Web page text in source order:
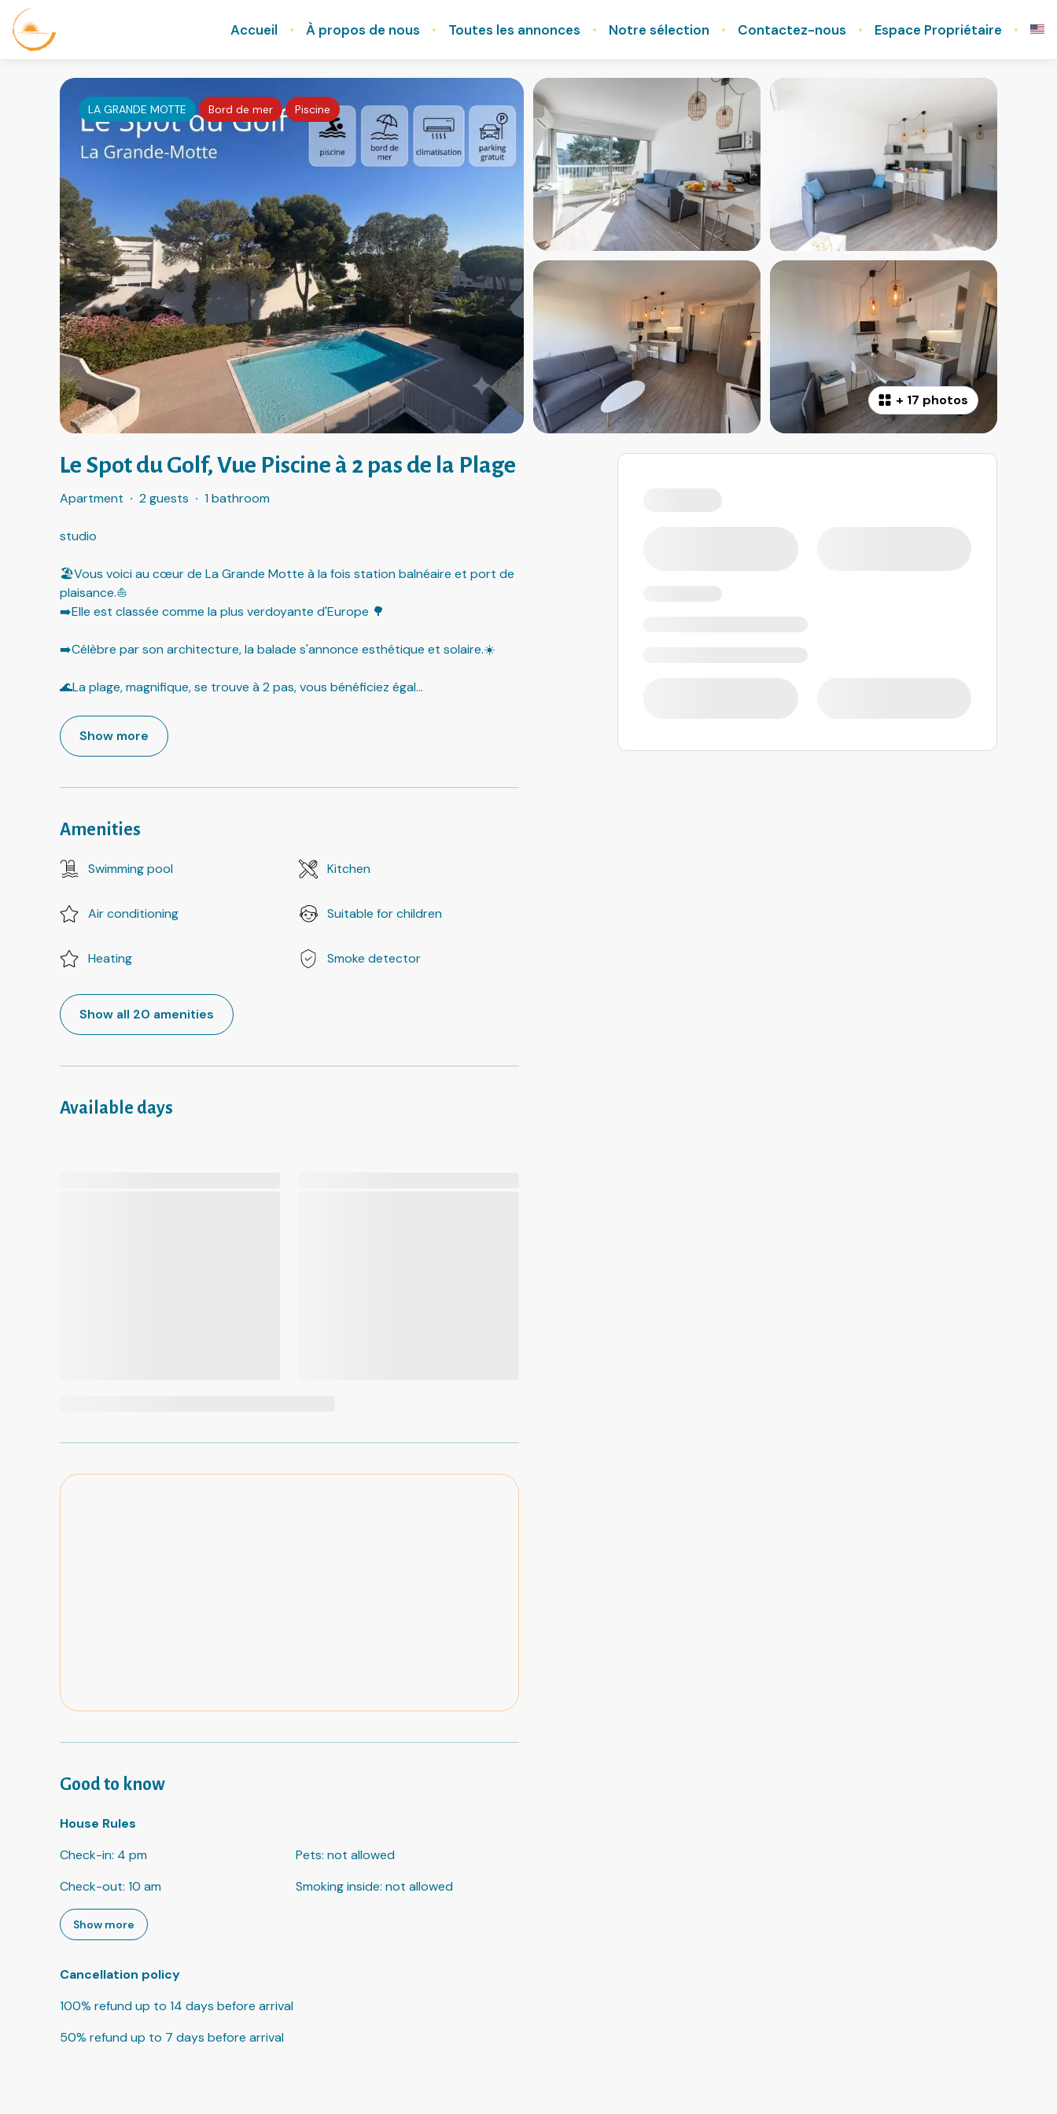
Accueil À propos de nous Toutes les annonces Notre sélection Contactez-nous Espace Propriétaire
+ 17 photos
LA GRANDE MOTTE Bord de mer Piscine
Le Spot du Golf, Vue Piscine à 2 pas de la Plage
Apartment · 2 guests · 1 bathroom
studio
🏖️Vous voici au cœur de La Grande Motte à la fois station balnéaire et port de
plaisance.⛵
➡️Elle est classée comme la plus verdoyante d'Europe 🌳
➡️Célèbre par son architecture, la balade s'annonce esthétique et solaire.☀️
🌊La plage, magnifique, se trouve à 2 pas, vous bénéficiez égal...
Show more
Amenities
Swimming pool Kitchen
Air conditioning Suitable for children
Heating Smoke detector
Show all 20 amenities
Available days
Good to know
House Rules
Check-in: 4 pm
Check-out: 10 am
Pets: not allowed
Smoking inside: not allowed
Show more
Cancellation policy
100% refundup to 14 days before arrival
50% refundup to 7 days before arrival